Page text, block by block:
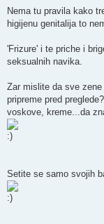
Nema tu pravila kako
higijenu genitalija to
'Frizure' i te priche i
seksualnih navika.
Zar mislite da sve
pripreme pred
voskove, kreme...da
Setite se samo svojih